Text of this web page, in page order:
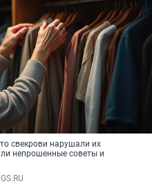
свекрови нарушали их
непрошенные советы и